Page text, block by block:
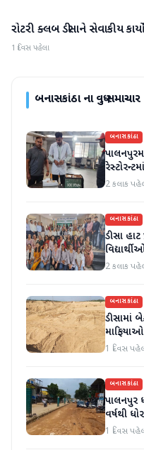
બનાસકાંઠા
રોટરી ક્લબ ડીસાને સેવાકીય
1 દિવસ પહેલા
બનાસકાંઠાના વધુ સમાચાર
બનાસકાંઠા
2 કલાક
બનાસકાંઠા
ડીસા
2 કલાક
બનાસકાંઠા
ડીસામાં
માફિયાઓ
1 દિવસ
બનાસકાંઠા
પાલનપુર
વર્ષથી
હાલાકી
1 દિવસ